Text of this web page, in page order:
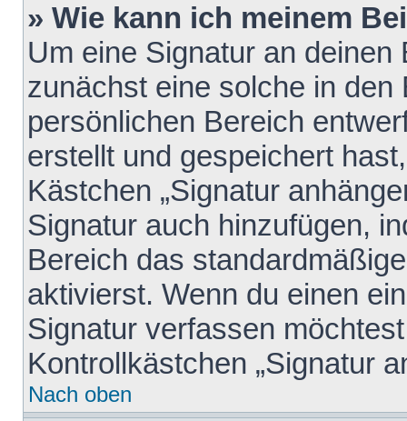
» Wie kann ich meinem
Um eine Signatur an
zunächst eine solche in den
persönlichen Bereich
erstellt und gespeichert
Kästchen „Signatur
Signatur auch hinzufügen,
Bereich das
aktivierst. Wenn du einen
Signatur verfassen
Kontrollkästchen „Signatur
Nach oben